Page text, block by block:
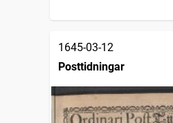
1645-03-12
Posttidningar